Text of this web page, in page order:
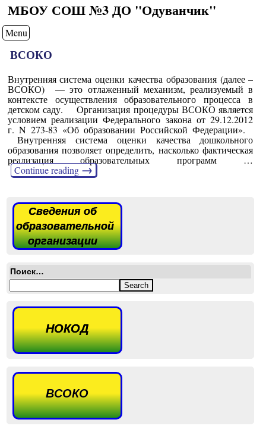
МБОУ СОШ №3 ДО "Одуванчик"
Menu
ВСОКО
Внутренняя система оценки качества образования (далее –
ВСОКО) — это отлаженный механизм, реализуемый в
контексте осуществления образовательного процесса в
детском саду. Организация процедуры ВСОКО является
условием реализации Федерального закона от 29.12.2012
г. N 273-83 «Об образовании Российской Федерации».
Внутренняя система оценки качества дошкольного
образования позволяет определить, насколько фактическая
реализация образовательных программ …
Continue reading→
Сведения об
образовательной
организации
Поиск…
НОКОД
ВСОКО